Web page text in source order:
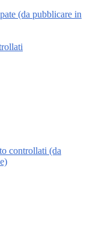
(da pubblicare in
controllati (da